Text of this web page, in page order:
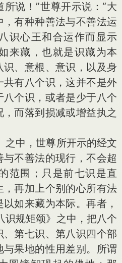
说！”世尊开示说：“大
有种种善法与不善法运
识心王和合运作而显示
来藏，也就是识藏为本
、意根、意识，以及身
有八个识，这并不是外
个识，或者是少于八个
而落到损减或增益执之
，世尊所开示的经文
不善法的现行，不会超
范围；只是前七识是直
再加上个别的心所有法
如来藏为本际。再者，
识规矩颂》之中，把八个
第七识、第八识四个部
果地的性用差别。所谓